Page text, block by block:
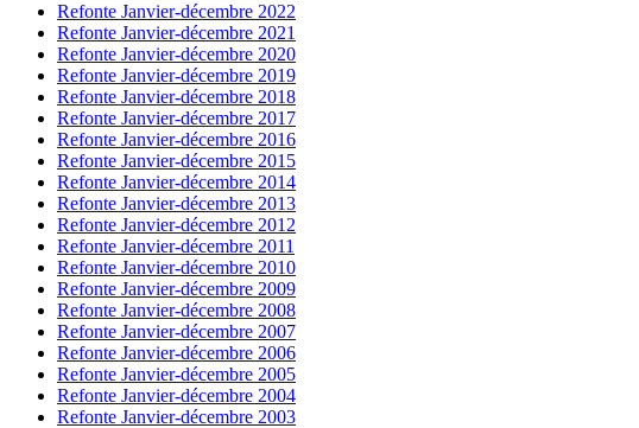
Refonte Janvier-décembre 2022
Refonte Janvier-décembre 2021
Refonte Janvier-décembre 2020
Refonte Janvier-décembre 2019
Refonte Janvier-décembre 2018
Refonte Janvier-décembre 2017
Refonte Janvier-décembre 2016
Refonte Janvier-décembre 2015
Refonte Janvier-décembre 2014
Refonte Janvier-décembre 2013
Refonte Janvier-décembre 2012
Refonte Janvier-décembre 2011
Refonte Janvier-décembre 2010
Refonte Janvier-décembre 2009
Refonte Janvier-décembre 2008
Refonte Janvier-décembre 2007
Refonte Janvier-décembre 2006
Refonte Janvier-décembre 2005
Refonte Janvier-décembre 2004
Refonte Janvier-décembre 2003